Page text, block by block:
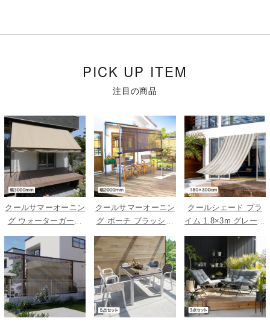
PICK UP ITEM
注目の商品
クールサマーオーニン
グ ウォーターガード
ベージュ 3000
クールサマーオーニン
グ ポーチ ブラッシュ
ウッド 2000
クールシェード プラ
イム 1.8×3m グレース
トライプ